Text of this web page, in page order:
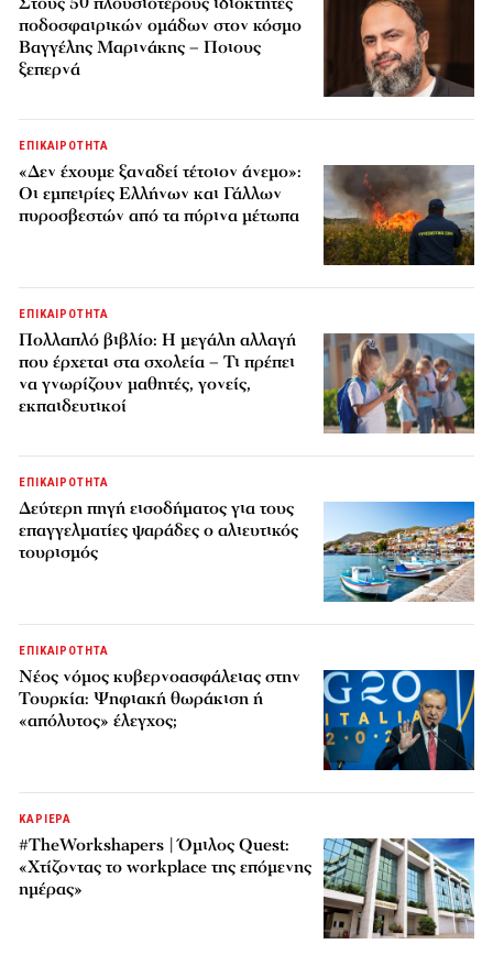
ποδοσφαιρικών ομάδων στον κόσμο
Βαγγέλης Μαρινάκης – Ποιους
ξεπερνά
ΕΠΙΚΑΙΡΟΤΗΤΑ
«Δεν έχουμε ξαναδεί τέτοιον άνεμο»:
Οι εμπειρίες Ελλήνων και Γάλλων
πυροσβεστών από τα πύρινα μέτωπα
ΕΠΙΚΑΙΡΟΤΗΤΑ
Πολλαπλό βιβλίο: Η μεγάλη αλλαγή
που έρχεται στα σχολεία – Τι πρέπει
να γνωρίζουν μαθητές, γονείς,
εκπαιδευτικοί
ΕΠΙΚΑΙΡΟΤΗΤΑ
Δεύτερη πηγή εισοδήματος για τους
επαγγελματίες ψαράδες ο αλιευτικός
τουρισμός
ΕΠΙΚΑΙΡΟΤΗΤΑ
Νέος νόμος κυβερνοασφάλειας στην
Τουρκία: Ψηφιακή θωράκιση ή
«απόλυτος» έλεγχος;
ΚΑΡΙΕΡΑ
#TheWorkshapers | Όμιλος Quest:
«Χτίζοντας το workplace της επόμενης
ημέρας»